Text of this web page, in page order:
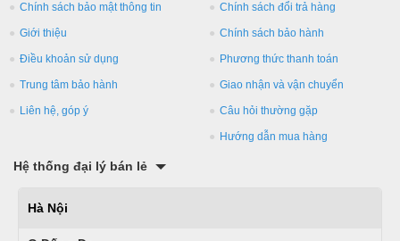
Chính sách bảo mật thông tin
Giới thiệu
Điều khoản sử dụng
Trung tâm bảo hành
Liên hệ, góp ý
Chính sách đổi trả hàng
Chính sách bảo hành
Phương thức thanh toán
Giao nhận và vận chuyển
Câu hỏi thường gặp
Hướng dẫn mua hàng
Hệ thống đại lý bán lẻ
Hà Nội